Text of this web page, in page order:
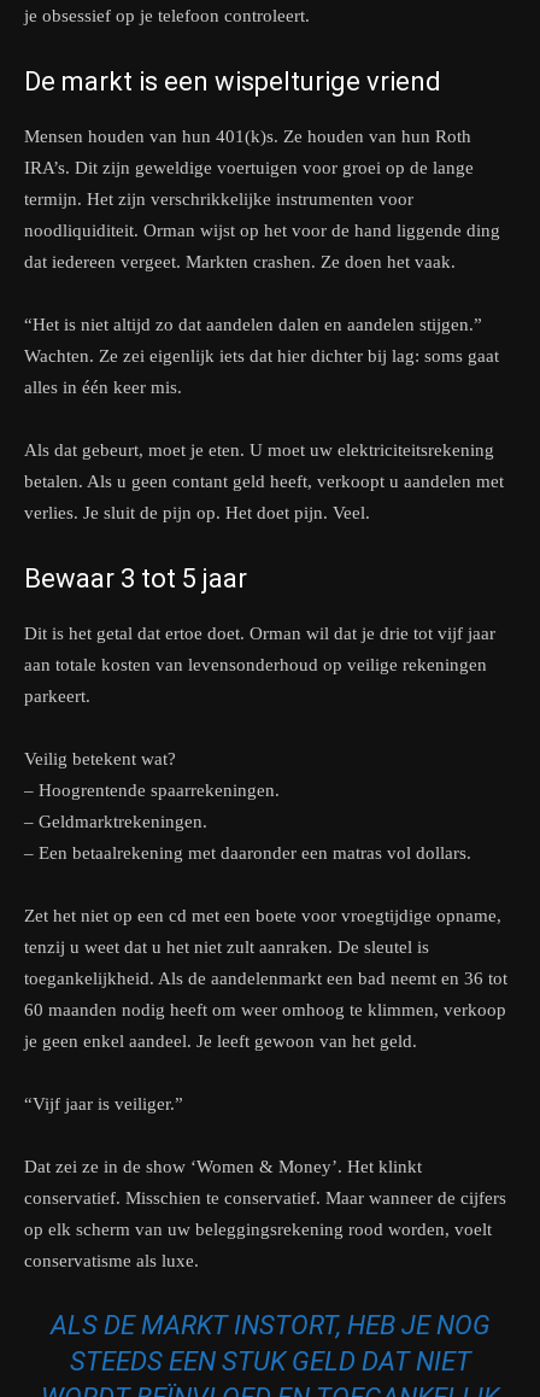
je obsessief op je telefoon controleert.
De markt is een wispelturige vriend
Mensen houden van hun 401(k)s. Ze houden van hun Roth
IRA’s. Dit zijn geweldige voertuigen voor groei op de lange
termijn. Het zijn verschrikkelijke instrumenten voor
noodliquiditeit. Orman wijst op het voor de hand liggende ding
dat iedereen vergeet. Markten crashen. Ze doen het vaak.
“Het is niet altijd zo dat aandelen dalen en aandelen stijgen.”
Wachten. Ze zei eigenlijk iets dat hier dichter bij lag: soms gaat
alles in één keer mis.
Als dat gebeurt, moet je eten. U moet uw elektriciteitsrekening
betalen. Als u geen contant geld heeft, verkoopt u aandelen met
verlies. Je sluit de pijn op. Het doet pijn. Veel.
Bewaar 3 tot 5 jaar
Dit is het getal dat ertoe doet. Orman wil dat je drie tot vijf jaar
aan totale kosten van levensonderhoud op veilige rekeningen
parkeert.
Veilig betekent wat?
– Hoogrentende spaarrekeningen.
– Geldmarktrekeningen.
– Een betaalrekening met daaronder een matras vol dollars.
Zet het niet op een cd met een boete voor vroegtijdige opname,
tenzij u weet dat u het niet zult aanraken. De sleutel is
toegankelijkheid. Als de aandelenmarkt een bad neemt en 36 tot
60 maanden nodig heeft om weer omhoog te klimmen, verkoop
je geen enkel aandeel. Je leeft gewoon van het geld.
“Vijf jaar is veiliger.”
Dat zei ze in de show ‘Women & Money’. Het klinkt
conservatief. Misschien te conservatief. Maar wanneer de cijfers
op elk scherm van uw beleggingsrekening rood worden, voelt
conservatisme als luxe.
ALS DE MARKT INSTORT, HEB JE NOG
STEEDS EEN STUK GELD DAT NIET